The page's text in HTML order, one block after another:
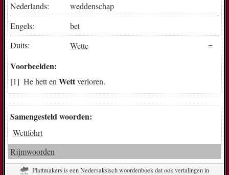
Nederlands:
weddenschap
Engels:
bet
Duits:
Wette
Voorbeelden:
Hehetten Wettverloren.
Samengesteld woorden:
Wettfohrt
Rijmwoorden
Plattmakers is een Nedersaksisch woordenboek dat ook vertalingen in